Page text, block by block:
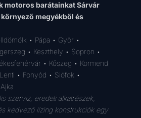
motoros barátainkat Sárvár
megyékből és
• Pápa • Győr •
• Keszthely • Sopron •
• Kőszeg • Körmend
• Fonyód • Siófok •
szerviz, eredeti alkatrészek,
kedvező lízing konstrukciók egy